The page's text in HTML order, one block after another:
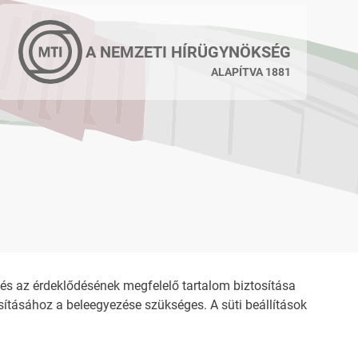
az érdeklődésének megfelelő tartalom biztosítása
a beleegyezése szükséges. A süti beállítások
A NEMZETI HÍRÜGYNÖKSÉG
ALAPÍTVA 1881